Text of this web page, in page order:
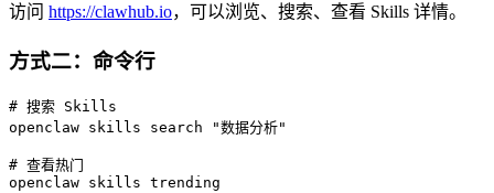
访问 https://clawhub.io，可以浏览、搜索、查看 Skills 详情。
方式二：命令行
# 搜索 Skills
openclaw skills search "数据分析"
# 查看热门
openclaw skills trending